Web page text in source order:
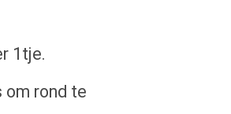
1tje.
om rond te